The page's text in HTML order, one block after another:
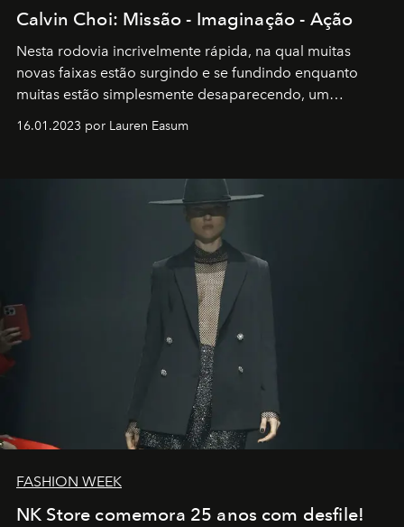
Calvin Choi: Missão - Imaginação - Ação
Nesta rodovia incrivelmente rápida, na qual muitas
novas faixas estão surgindo e se fundindo enquanto
muitas estão simplesmente desaparecendo, um
transportador AMTD abrindo caminho para muitos
por propósitos, com um claro senso de missão na vida e
16.01.2023 por Lauren Easum
FASHION WEEK
NK Store comemora 25 anos com desfile!